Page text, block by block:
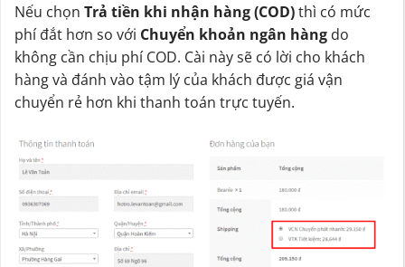
Nếu chọn Trả tiền khi nhận hàng (COD)thì có mức
phí đắt hơn so với Chuyển khoản ngân hàng do
không cần chịu phí COD. Cài này sẽ có lời cho khách
hàng và đánh vào tậm lý của khách được giá vận
chuyển rẻ hơn khi thanh toán trực tuyến.